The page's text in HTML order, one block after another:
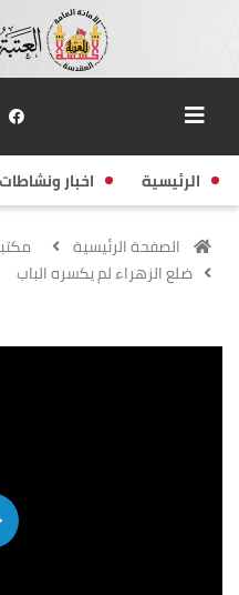
الرئيسية اخبار ونشاطات
الصفحة الرئيسية
ضلع الزهراء لم يكسره الباب